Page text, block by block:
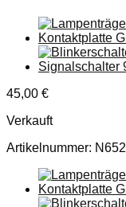
45,00 €
Verkauft
Artikelnummer: N652